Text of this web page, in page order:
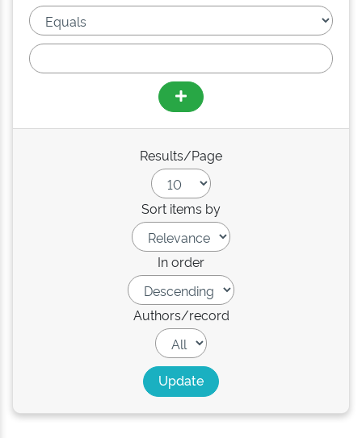
Results/Page
Sort items by
In order
Authors/record